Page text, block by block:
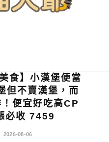
食】小漢堡便當
但不賣漢堡，而
便宜好吃高CP
必收 7459
2026-08-06